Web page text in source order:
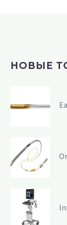
НОВЫЕ